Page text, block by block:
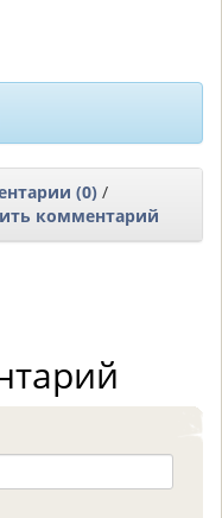
(0) /
комментарий